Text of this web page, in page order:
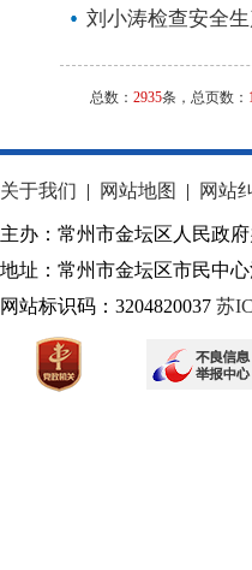
刘小涛检查安全
总数： 2935条，总页数：
关于我们 | 网站地图 | 网站
主办：常州市金坛区人民政
地址：常州市金坛区市民中
网站标识码：3204820037 苏